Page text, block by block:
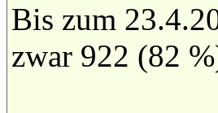
Bis zum
zwar 922 (82